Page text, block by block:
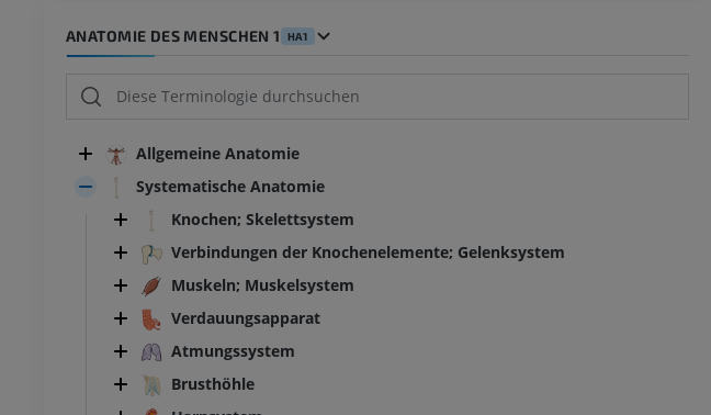
ANATOMIE DES MENSCHEN 1 HA1
Allgemeine Anatomie
Systematische Anatomie
Knochen; Skelettsystem
Verbindungen der Knochenelemente; Gelenksystem
Muskeln; Muskelsystem
Verdauungsapparat
Atmungssystem
Brusthöhle